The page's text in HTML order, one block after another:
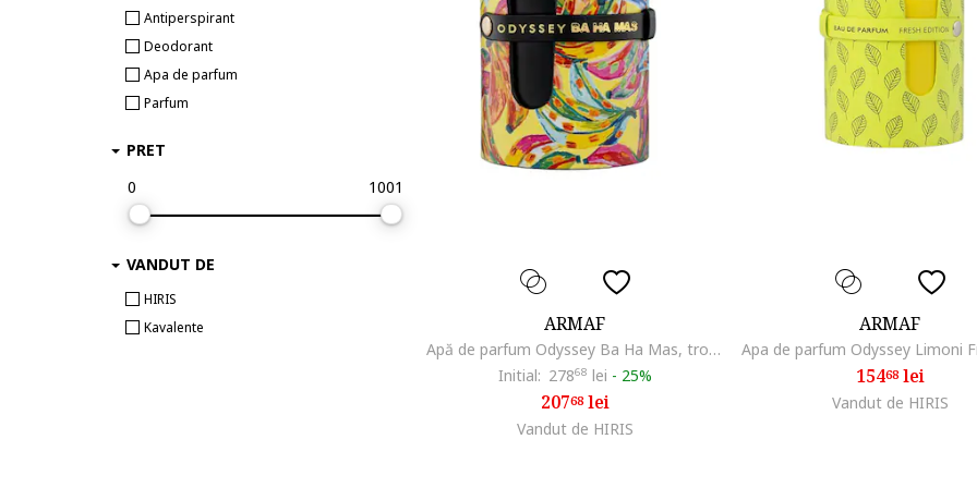
ARMAF
Apă de parfum Odyssey Ba Ha Mas, tropical, cu note acvatice, 100 ml
Initial: 27868 lei - 25%
20768lei
Vandut de HIRIS
ARMAF
15468lei
Vandut de HIRIS
Antiperspirant
Deodorant
Apa de parfum
Parfum
PRET
0
1001
VANDUT DE
HIRIS
Kavalente